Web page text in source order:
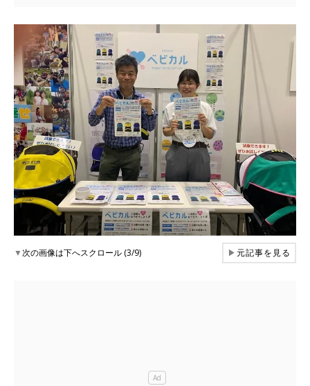
▼次の画像は下へスクロール (3/9) ▶元記事を見る